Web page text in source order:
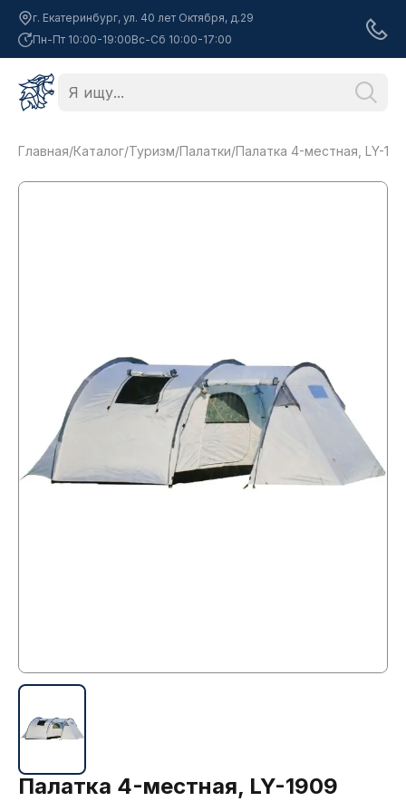
г. Екатеринбург, ул. 40 лет Октября, д.29
Пн-Пт 10:00-19:00Вс-Сб 10:00-17:00
Главная/Каталог/Туризм/Палатки/Палатка 4-местная, LY-
Палатка 4-местная, LY-1909